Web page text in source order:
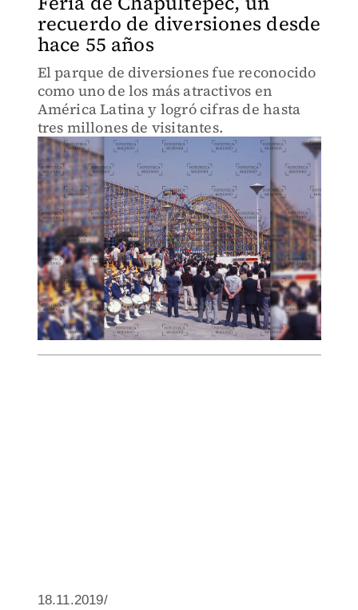
recuerdo de diversiones desde
hace 55 años
El parque de diversiones fue reconocido
como uno de los más atractivos en
América Latina y logró cifras de hasta
tres millones de visitantes.
18.11.2019/